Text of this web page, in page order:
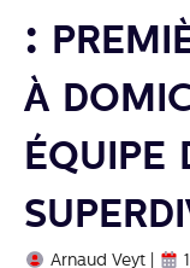
:
à
équipe
Arnaud Veyt |